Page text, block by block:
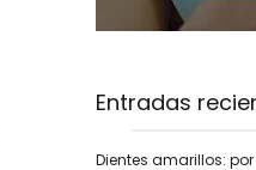
Entradas
Dientes amarillos: